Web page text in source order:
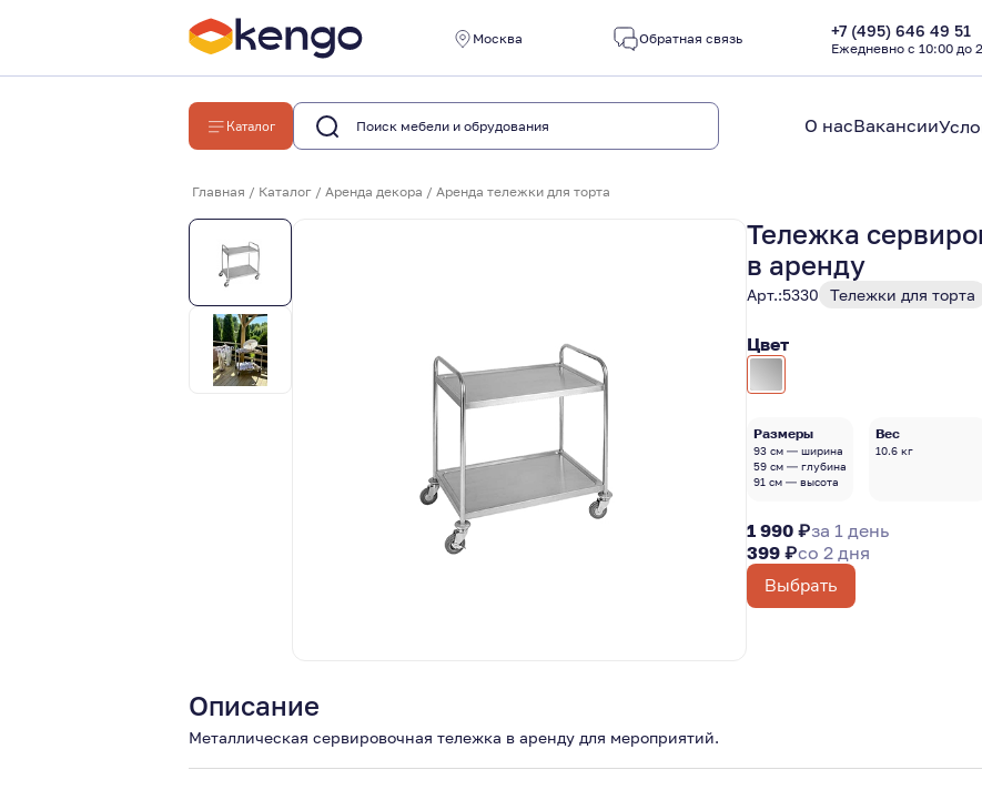
Москва Обратная связь +7 (495) 646 49 51
Ежедневно с 10:00 до
Каталог О насВакансии
Главная / Каталог / Аренда декора / Аренда тележки для торта
Тележка
в аренду
Арт.:5330 Тележки для торта
Цвет
Размеры
93 см — ширина
59 см — глубина
91 см — высота
Вес
10.6 кг
1 990 ₽за 1 день
399 ₽со 2 дня
Выбрать
Описание
Металлическая сервировочная тележка в аренду для мероприятий.